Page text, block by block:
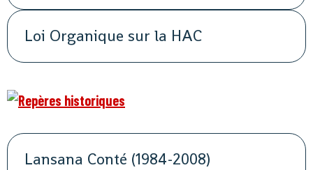
Loi Organique sur la HAC
Lansana Conté (1984-2008)